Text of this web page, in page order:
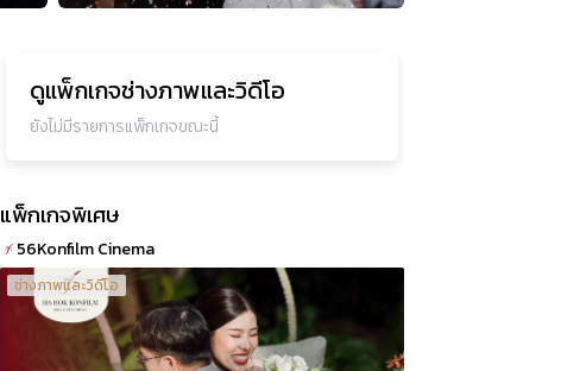
ดูแพ็กเกจช่างภาพและวิดีโอ
ยังไม่มีรายการแพ็กเกจขณะนี้
แพ็กเกจพิเศษ
56Konfilm Cinema
ช่างภาพและวิดีโอ